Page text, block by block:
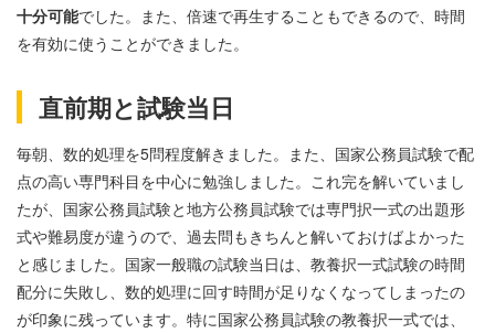
十分可能でした。また、倍速で再生することもできるので、時間
を有効に使うことができました。
直前期と試験当日
毎朝、数的処理を5問程度解きました。また、国家公務員試験で配
点の高い専門科目を中心に勉強しました。これ完を解いていまし
たが、国家公務員試験と地方公務員試験では専門択一式の出題形
式や難易度が違うので、過去問もきちんと解いておけばよかった
と感じました。国家一般職の試験当日は、教養択一式試験の時間
配分に失敗し、数的処理に回す時間が足りなくなってしまったの
が印象に残っています。特に国家公務員試験の教養択一式では、